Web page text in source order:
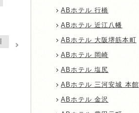
ABホテル 行橋
ABホテル 近江八幡
ABホテル 大阪堺筋本町
ABホテル 岡崎
ABホテル 塩尻
ABホテル 三河安城 本館
ABホテル 金沢